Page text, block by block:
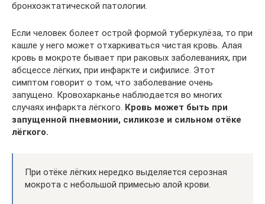
бронхоэктатической патологии.
Если человек болеет острой формой туберкулёза, то при
кашле у него может отхаркиваться чистая кровь. Алая
кровь в мокроте бывает при раковых заболеваниях, при
абсцессе лёгких, при инфаркте и сифилисе. Этот
симптом говорит о том, что заболевание очень
запущено. Кровохарканье наблюдается во многих
случаях инфаркта лёгкого. Кровь может быть при
запущенной пневмонии, силикозе и сильном отёке
лёгкого.
При отёке лёгких нередко выделяется серозная
мокрота с небольшой примесью алой крови.